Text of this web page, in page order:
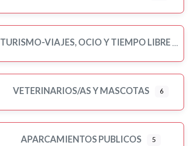
TURISMO-VIAJES, OCIO Y TIEMPO LIBRE
VETERINARIOS/AS Y MASCOTAS 6
APARCAMIENTOS PUBLICOS 5